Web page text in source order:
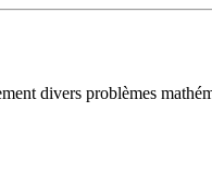
divers problèmes